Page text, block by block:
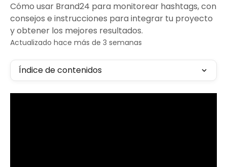
Cómo usar Brand24 para monitorear hashtags, con
consejos e instrucciones para integrar tu proyecto
y obtener los mejores resultados.
Actualizado hace más de 3 semanas
Índice de contenidos